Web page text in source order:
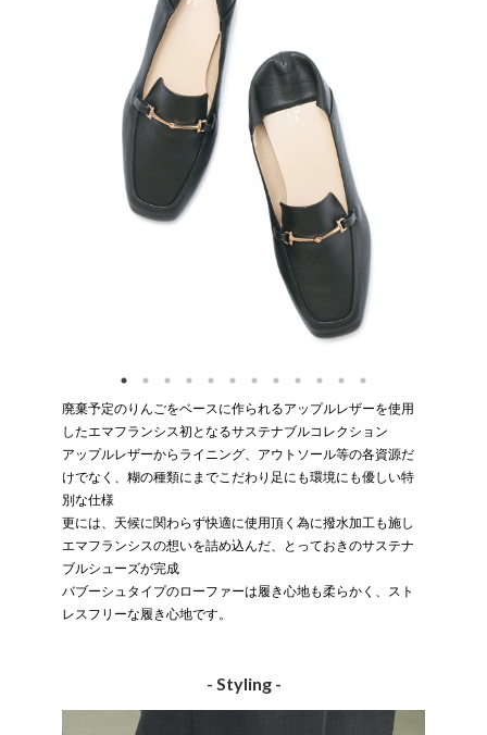
廃棄予定のりんごをベースに作られるアップルレザーを使用
したエマフランシス初となるサステナブルコレクション
アップルレザーからライニング、アウトソール等の各資源だ
けでなく、糊の種類にまでこだわり足にも環境にも優しい特
別な仕様
更には、天候に関わらず快適に使用頂く為に撥水加工も施し
エマフランシスの想いを詰め込んだ、とっておきのサステナ
ブルシューズが完成
バブーシュタイプのローファーは履き心地も柔らかく、スト
レスフリーな履き心地です。
- Styling -